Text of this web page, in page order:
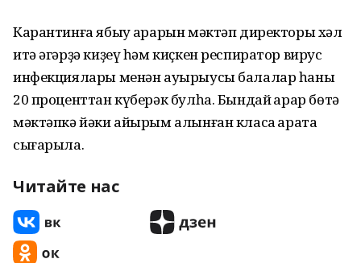
Карантинға ябыу ҡарарын мәктәп директоры хәл
итә әгәрҙә киҙеү һәм киҫкен респиратор вирус
инфекциялары менән ауырыусы балалар һаны
20 проценттан күберәк булһа. Бындай ҡарар бөтә
мәктәпкә йәки айырым алынған класҡа ҡарата
сығарыла.
Читайте нас